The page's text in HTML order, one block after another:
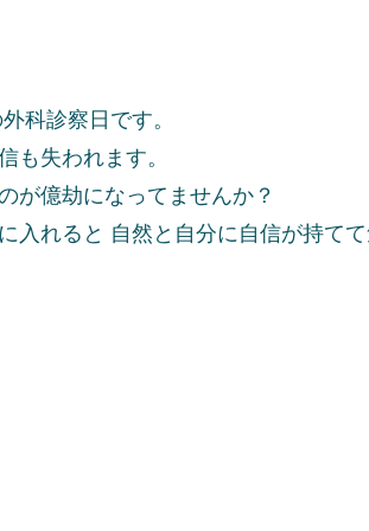
科診察日です。
も失われます。
が億劫になってませんか？
れると 自然と自分に自信が持てて